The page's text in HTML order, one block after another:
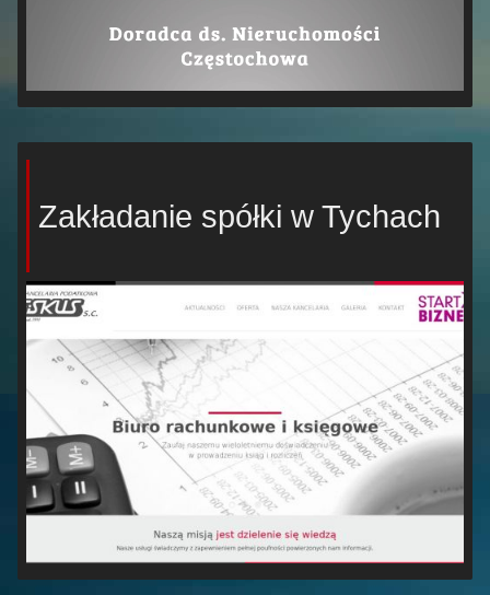
Zakładanie spółki w Tychach